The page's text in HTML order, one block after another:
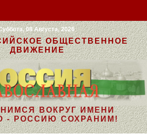
08 Августа, 2026
ОБЩЕСТВЕННОЕ
ДВИЖЕНИЕ
ВОКРУГ ИМЕНИ
- РОССИЮ СОХРАНИМ!